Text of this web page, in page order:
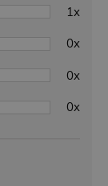
1x
0x
0x
0x